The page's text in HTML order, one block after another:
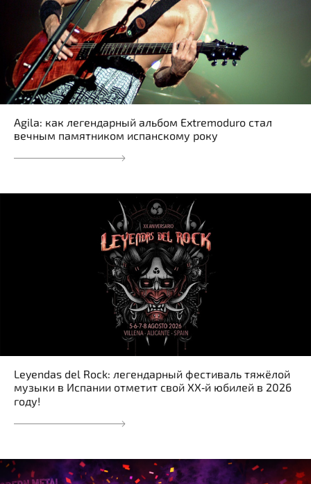
Agila: как легендарный альбом Extremoduro стал
вечным памятником испанскому року
Leyendas del Rock: легендарный фестиваль тяжёлой
музыки в Испании отметит свой XX‑й юбилей в 2026
году!